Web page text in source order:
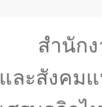
สำนักงา
และสังคม